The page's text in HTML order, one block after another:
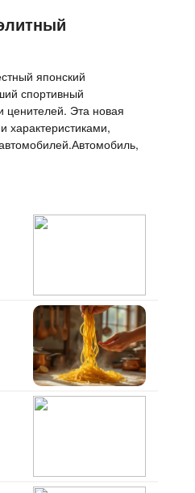
японский
спортивный
ценителей. Эта новая